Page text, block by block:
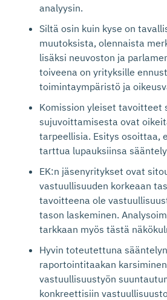
analyysin.
Siltä osin kuin kyse on
muutoksista, olennaista
lisäksi neuvoston ja
toiveena on yrityksille
toimintaympäristö ja
Komission yleiset tavoitteet
sujuvoittamisesta ovat
tarpeellisia. Esitys osoittaa,
tarttua lupauksiinsa
EK:n jäsenyritykset ovat
vastuullisuuden korkeaan
tavoitteena ole
tason laskeminen.
tarkkaan myös tästä
Hyvin toteutettuna
raportointitaakan
vastuullisuustyön
konkreettisiin